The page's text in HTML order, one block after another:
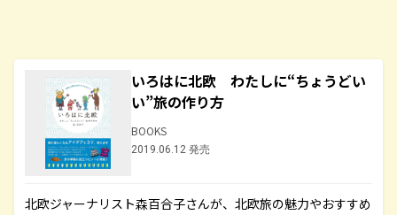
いろはに北欧 わたしに“ちょうどい
い”旅の作り方
BOOKS
2019.06.12 発売
北欧ジャーナリスト森百合子さんが、北欧旅の魅力やおすすめ